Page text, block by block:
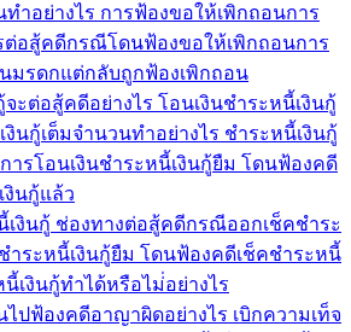
ำอย่างไร การฟ้องขอให้เพิกถอนการ
อสู้คดีกรณีโดนฟ้องขอให้เพิกถอนการ
มรดกแต่กลับถูกฟ้องเพิกถอน
ะต่อสู้คดีอย่างไร โอนเงินชำระหนี้เงินกู้
งินกู้เต็มจำนวนทำอย่างไร ชำระหนี้เงินกู้
ารโอนเงินชำระหนี้เงินกู้ยืม โดนฟ้องคดี
งินกู้แล้ว
เงินกู้ ช่องทางต่อสู้คดีกรณีออกเช็คชำระ
ำระหนี้เงินกู้ยืม โดนฟ้องคดีเช็คชำระหนี้
นี้เงินกู้ทำได้หรือไม่่อย่างไร
ปฟ้องคดีอาญาผิดอย่างไร เบิกความเท็จ